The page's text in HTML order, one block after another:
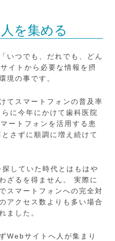
を集める
いつでも、だれでも、どん
イトから必要な情報を摂
境の事です。
てスマートフォンの普及率
に今年にかけて歯科医院
ートフォンを活用する患
さずに順調に増え続けて
していた時代とはもはや
ざるを得ません。 実際に
スマートフォンへの完全対
アクセス数よりも多い場合
ました。
Webサイトへ人が集まり